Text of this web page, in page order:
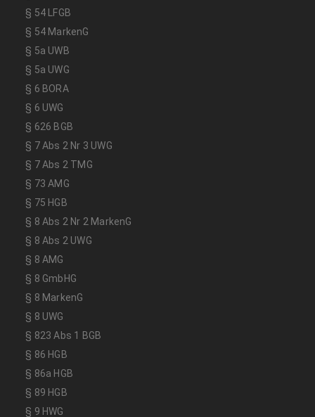
§ 54 LFGB
§ 54 MarkenG
§ 5a UWB
§ 5a UWG
§ 6 BORA
§ 6 UWG
§ 626 BGB
§ 7 Abs 2 Nr 3 UWG
§ 7 Abs 2 TMG
§ 73 AMG
§ 75 HGB
§ 8 Abs 2 Nr 2 MarkenG
§ 8 Abs 2 UWG
§ 8 AMG
§ 8 GmbHG
§ 8 MarkenG
§ 8 UWG
§ 823 Abs 1 BGB
§ 86 HGB
§ 86a HGB
§ 89 HGB
§ 9 HWG